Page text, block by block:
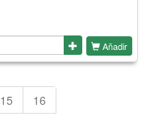
Añadir
15 16